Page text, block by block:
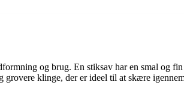
og brug. En stiksav har en smal og
klinge, der er ideel til at skære